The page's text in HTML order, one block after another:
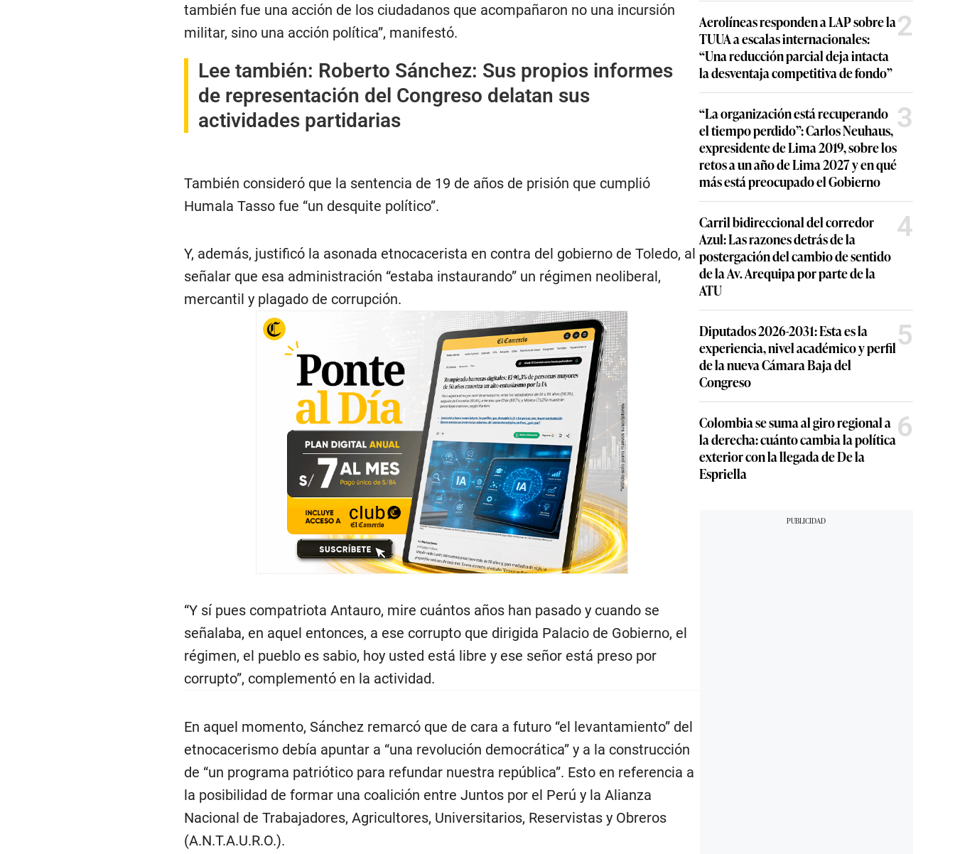
también fue una acción de los ciudadanos que acompañaron no una incursión
militar, sino una acción política”, manifestó.
Lee también: Roberto Sánchez: Sus propios informes
de representación del Congreso delatan sus
actividades partidarias
También consideró que la sentencia de 19 de años de prisión que cumplió
Humala Tasso fue “un desquite político”.
Y, además, justificó la asonada etnocacerista en contra del gobierno de Toledo, al
señalar que esa administración “estaba instaurando” un régimen neoliberal,
mercantil y plagado de corrupción.
“Y sí pues compatriota Antauro, mire cuántos años han pasado y cuando se
señalaba, en aquel entonces, a ese corrupto que dirigida Palacio de Gobierno, el
régimen, el pueblo es sabio, hoy usted está libre y ese señor está preso por
corrupto”, complementó en la actividad.
En aquel momento, Sánchez remarcó que de cara a futuro “el levantamiento” del
etnocacerismo debía apuntar a “una revolución democrática” y a la construcción
de “un programa patriótico para refundar nuestra república”. Esto en referencia a
la posibilidad de formar una coalición entre Juntos por el Perú y la Alianza
Nacional de Trabajadores, Agricultores, Universitarios, Reservistas y Obreros
(A.N.T.A.U.R.O.).
Aerolíneas responden a LAP sobre la
TUUA a escalas internacionales:
“Una reducción parcial deja intacta
la desventaja competitiva de fondo”
2
“La organización está recuperando
el tiempo perdido”: Carlos Neuhaus,
expresidente de Lima 2019, sobre los
retos a un año de Lima 2027 y en qué
más está preocupado el Gobierno
3
Carril bidireccional del corredor
Azul: Las razones detrás de la
postergación del cambio de sentido
de la Av. Arequipa por parte de la
ATU
4
Diputados 2026-2031: Esta es la
experiencia, nivel académico y perfil
de la nueva Cámara Baja del
Congreso
5
Colombia se suma al giro regional a
la derecha: cuánto cambia la política
exterior con la llegada de De la
Espriella
6